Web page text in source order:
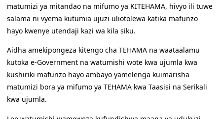
matumizi ya mitandao na mifumo ya KITEHAMA, hivyo ili tuwe
salama ni vyema kutumia ujuzi uliotolewa katika mafunzo
hayo kwenye utendaji kazi wa kila siku.
Aidha amekipongeza kitengo cha TEHAMA na waataalamu
kutoka e-Government na watumishi wote kwa ujumla kwa
kushiriki mafunzo hayo ambayo yamelenga kuimarisha
matumizi bora ya mifumo ya TEHAMA kwa Taasisi na Serikali
kwa ujumla.